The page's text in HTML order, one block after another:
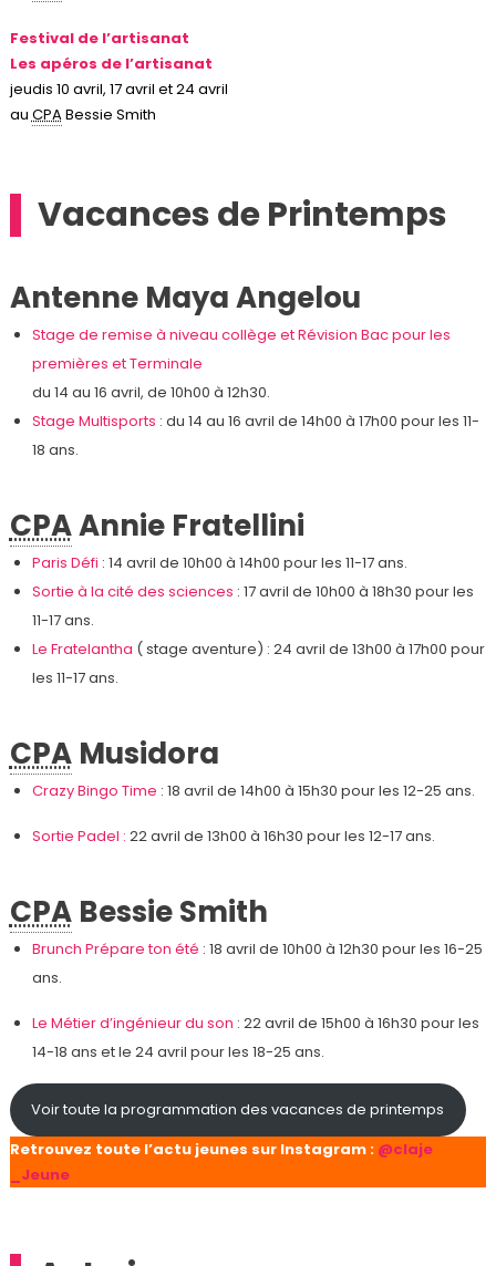
Festival de l’artisanat
Les apéros de l’artisanat
jeudis 10 avril, 17 avril et 24 avril
auCPABessie Smith
Vacances de Printemps
Antenne Maya Angelou
Stage de remise à niveau collège et Révision Bac pour les
premières et Terminale
du 14 au 16 avril, de 10h00 à 12h30.
Stage Multisports : du 14 au 16 avril de 14h00 à 17h00 pour les 11-
18 ans.
CPAAnnie Fratellini
Paris Défi : 14 avril de 10h00 à 14h00 pour les 11-17 ans.
Sortie à la cité des sciences : 17 avril de 10h00 à 18h30 pour les
11-17 ans.
Le Fratelantha ( stage aventure) : 24 avril de 13h00 à 17h00 pour
les 11-17 ans.
CPAMusidora
Crazy Bingo Time : 18 avril de 14h00 à 15h30 pour les 12-25 ans.
Sortie Padel : 22 avril de 13h00 à 16h30 pour les 12-17 ans.
CPABessie Smith
Brunch Prépare ton été : 18 avril de 10h00 à 12h30 pour les 16-25
ans.
Le Métier d’ingénieur du son : 22 avril de 15h00 à 16h30 pour les
14-18 ans et le 24 avril pour les 18-25 ans.
Voir toute la programmation des vacances de printemps
Retrouvez toute l’actu jeunes sur Instagram :@claje
_Jeune